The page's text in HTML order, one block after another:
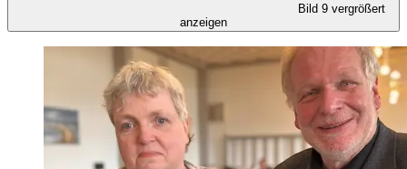
Bild 9 vergrößert
anzeigen